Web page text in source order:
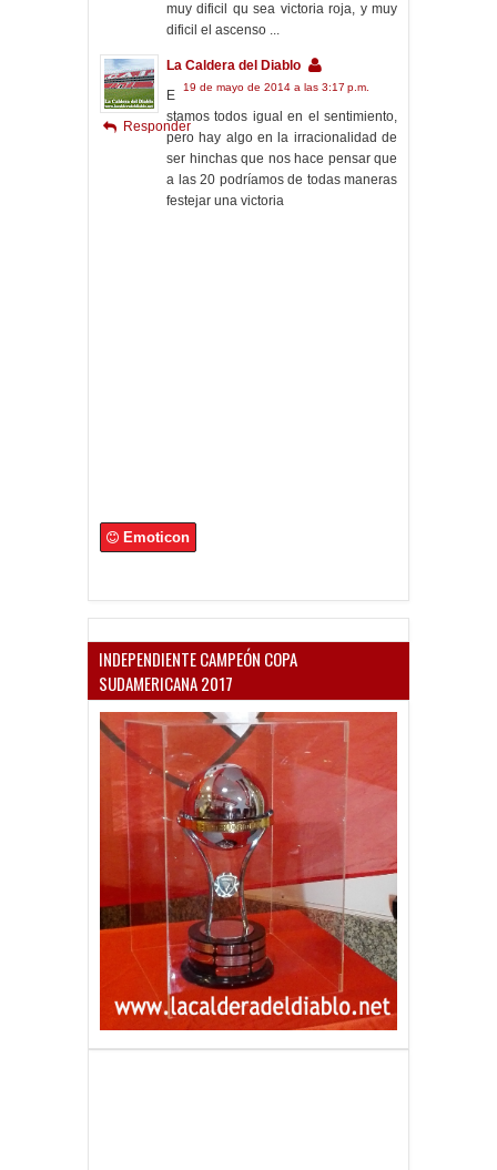
muy dificil qu sea victoria roja, y muy
dificil el ascenso ...
La Caldera del Diablo
19 de mayo de 2014 a las 3:17 p.m.
E
stamos todos igual en el sentimiento,
pero hay algo en la irracionalidad de
ser hinchas que nos hace pensar que
a las 20 podríamos de todas maneras
festejar una victoria
Responder
Emoticon
INDEPENDIENTE CAMPEÓN COPA
SUDAMERICANA 2017